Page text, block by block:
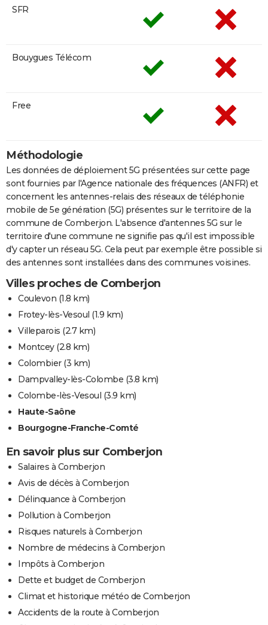
SFR
Bouygues Télécom
Free
Méthodologie
Les données de déploiement 5G présentées sur cette page
sont fournies par l'Agence nationale des fréquences (ANFR) et
concernent les antennes-relais des réseaux de téléphonie
mobile de 5e génération (5G) présentes sur le territoire de la
commune de Comberjon. L'absence d'antennes 5G sur le
territoire d'une commune ne signifie pas qu'il est impossible
d'y capter un réseau 5G. Cela peut par exemple être possible si
des antennes sont installées dans des communes voisines.
Villes proches de Comberjon
Coulevon (1.8 km)
Frotey-lès-Vesoul (1.9 km)
Villeparois (2.7 km)
Montcey(2.8 km)
Colombier(3 km)
Dampvalley-lès-Colombe (3.8 km)
Colombe-lès-Vesoul (3.9 km)
Haute-Saône
Bourgogne-Franche-Comté
En savoir plus sur Comberjon
Salaires à Comberjon
Avis de décès à Comberjon
Délinquance à Comberjon
Pollution à Comberjon
Risques naturels à Comberjon
Nombre de médecins à Comberjon
Impôts à Comberjon
Dette et budget de Comberjon
Climat et historique météo de Comberjon
Accidents de la route à Comberjon